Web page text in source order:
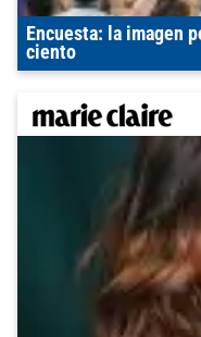
Encuesta: la imagen
ciento